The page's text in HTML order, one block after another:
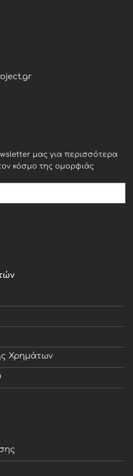
Χρημάτων
μας για περισσότερα
κόσμο της ομορφιάς